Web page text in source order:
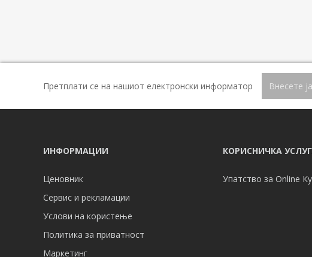
Претплати се на нашиот електронски информатор
ИНФОРМАЦИИ
Ценовник
Сервис и рекламации
Услови на користење
Политика за приватност
Маркетинг
КОРИСНИЧКА
Упатство за Online